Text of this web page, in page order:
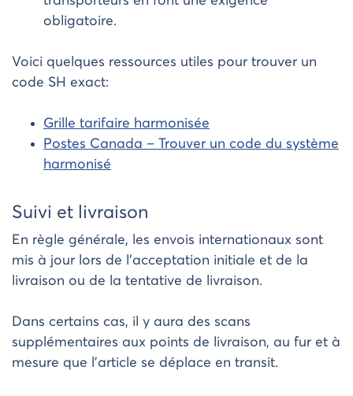
obligatoire.
Voici quelques ressources utiles pour trouver un
code SH exact:
Grille tarifaire harmonisée
Postes Canada – Trouver un code du système
harmonisé
Suivi et livraison
En règle générale, les envois internationaux sont
mis à jour lors de l’acceptation initiale et de la
livraison ou de la tentative de livraison.
Dans certains cas, il y aura des scans
supplémentaires aux points de livraison, au fur et à
mesure que l’article se déplace en transit.